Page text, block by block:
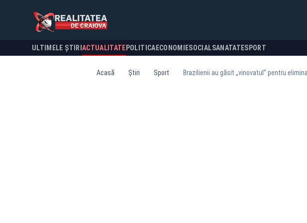
ULTIMELE ȘTIRI ACTUALITATE POLITICA ECONOMIESOCIALSANATATESPORT
Acasă Știri Sport Brazilienii au găsit „vinovatul” pentru